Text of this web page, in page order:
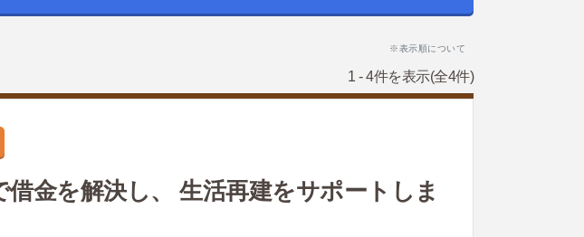
※表示順について
1 - 4件を表示(全4件)
金を解決し、 生活再建をサポートしま